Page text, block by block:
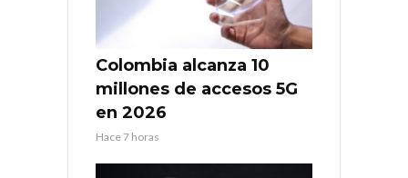
Colombia alcanza 10
millones de accesos 5G
en 2026
Hace 7 horas